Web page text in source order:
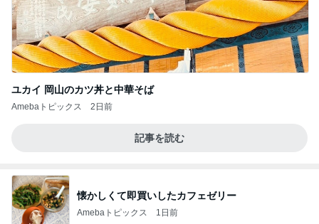
ユカイ 岡山のカツ丼と中華そば
Amebaトピックス 2日前
記事を読む
懐かしくて即買いしたカフェゼリー
Amebaトピックス 1日前